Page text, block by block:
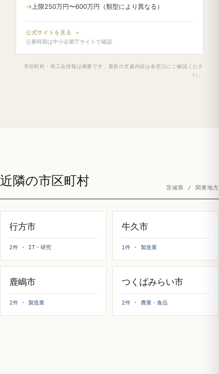
上限250万円〜600万円（類型により異なる）
公式サイトを見る →
公募時期は中小企業庁サイトで確認
市区町村・商工会情報は概要です。最新の支援内容は各窓口にご確認くださ
い。
近隣の市区町村 茨城県 / 関東地方
行方市
2件 · IT・研究
牛久市
1件 · 製造業
鹿嶋市
2件 · 製造業
つくばみらい市
2件 · 農業・食品